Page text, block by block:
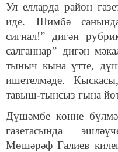
Ул елларда район
иде. Шимбә
сигнал!” дигән
салганнар” дигән
тыныч кына үтте,
ишетелмәде.
тавыш-тынсыз гына
Дүшәмбе көнне
газетасында
Мөшәрәф Галиев